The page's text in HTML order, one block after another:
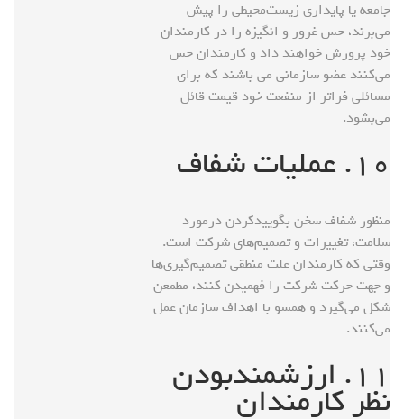
جامعه یا پایداری زیست‌محیطی را پیش
می‌برند، حس غرور و انگیزه را در کارمندان
خود پرورش خواهند داد و کارمندان حس
می‌کنند عضو سازمانی می باشند که برای
مسائلی فراتر از منفعت خود قیمت قائل
می‌بشود.
۱۰. عملیات شفاف
منظور شفاف سخن بگویید‌کردن درمورد
سلامت، تغییرات و تصمیم‌های شرکت است.
وقتی که کارمندان علت منطقی تصمیم‌گیری‌ها
و جهت حرکت شرکت را فهمیدن کنند، مطمعن
شکل می‌گیرد و همسو با اهداف سازمان عمل
می‌کنند.
۱۱. ارزشمندبودن
نظر کارمندان